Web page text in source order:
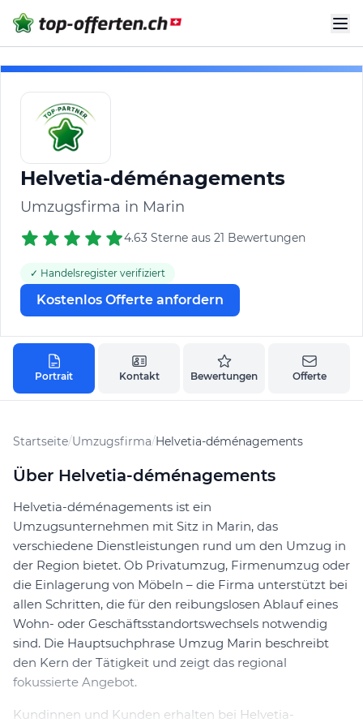
Helvetia-déménagements
Umzugsfirma in Marin
4.63 Sterne aus 21 Bewertungen
✓ Handelsregister verifiziert
Kostenlos Offerte anfordern
Portrait Kontakt Bewertungen Offerte
Startseite/Umzugsfirma/Helvetia-déménagements
Über Helvetia-déménagements
Helvetia-déménagements ist ein
Umzugsunternehmen mit Sitz in Marin, das
verschiedene Dienstleistungen rund um den Umzug in
der Region bietet. Ob Privatumzug, Firmenumzug oder
die Einlagerung von Möbeln – die Firma unterstützt bei
allen Schritten, die für den reibungslosen Ablauf eines
Wohn- oder Geschäftsstandortswechsels notwendig
sind. Die Hauptsuchphrase Umzug Marin beschreibt
den Kern der Tätigkeit und zeigt das regional
fokussierte Angebot.
Kundinnen und Kunden erhalten bei Helvetia-